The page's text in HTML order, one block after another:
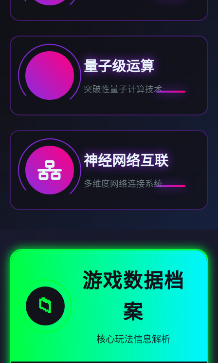
量子级运算
突破性量子计算技术
神经网络互联
多维度网络连接系统
📁
游戏数据档
案
核心玩法信息解析